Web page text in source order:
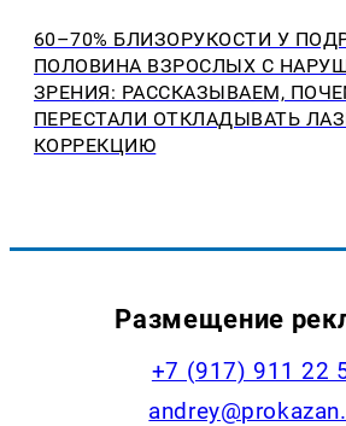
60–70% БЛИЗОРУКОСТИ У
ПОЛОВИНА ВЗРОСЛЫХ С
ЗРЕНИЯ: РАССКАЗЫВАЕМ,
ПЕРЕСТАЛИ ОТКЛАДЫВАТЬ
КОРРЕКЦИЮ
Размещение
+7 (917) 911 22